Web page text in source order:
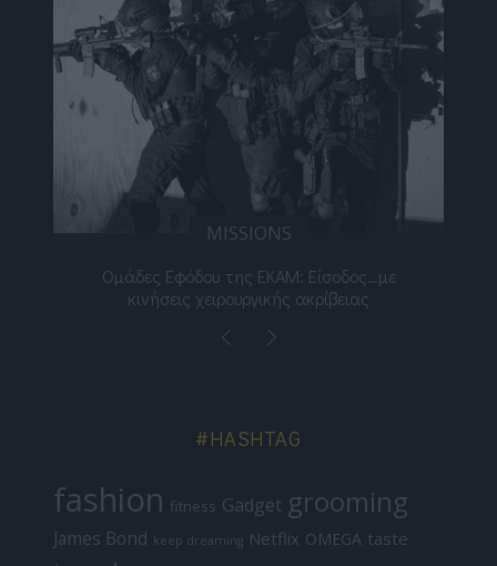
MISSIONS
Ομάδες Εφόδου της ΕΚΑΜ: Είσοδος…με
κινήσεις χειρουργικής ακρίβειας
#HASHTAG
fashion fitness Gadget grooming
James Bond keep dreaming Netflix OMEGA taste